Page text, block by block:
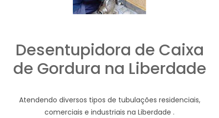
Desentupidora de Caixa
de Gordura na Liberdade
Atendendo diversos tipos de tubulações residenciais,
comerciais e industriais na Liberdade .